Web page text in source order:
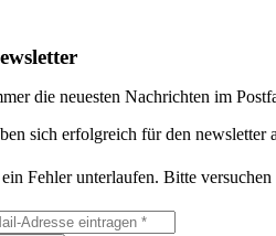
die neuesten Nachrichten im
sich erfolgreich für den newsletter
Fehler unterlaufen. Bitte versuchen